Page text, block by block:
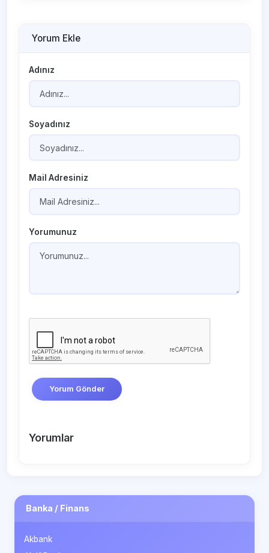
Yorum Ekle
Adınız
Soyadınız
Mail Adresiniz
Yorumunuz
Yorum Gönder
Yorumlar
Banka / Finans
Akbank